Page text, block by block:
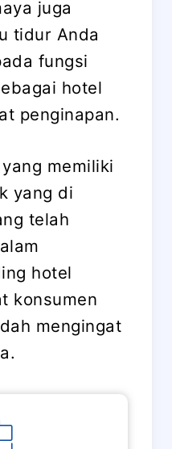
juga
tidur Anda
fungsi
hotel
penginapan.
memiliki
yang di
telah
hotel
konsumen
mengingat